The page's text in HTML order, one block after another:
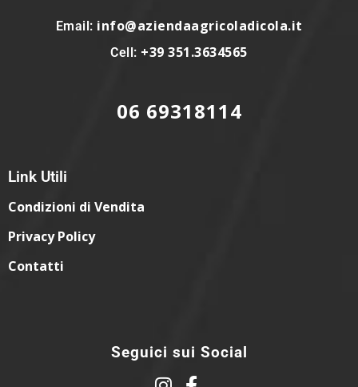
Email: info@aziendaagricoladicola.it
Cell: +39 351.3634565
06 69318114
Link Utili
Condizioni di Vendita
Privacy Policy
Contatti
Seguici sui Social